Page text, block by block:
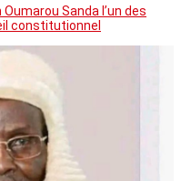
Sanda l’un des
constitutionnel